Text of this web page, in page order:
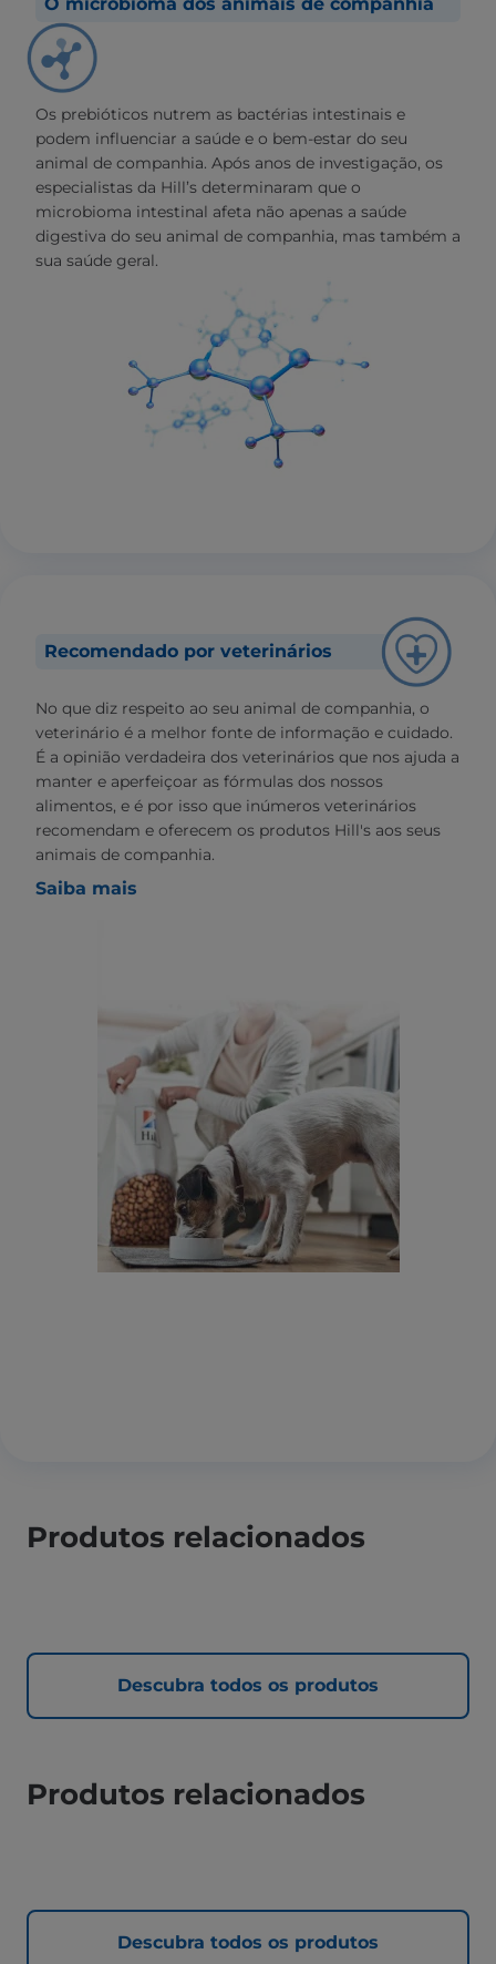
Os prebióticos nutrem as bactérias intestinais e
podem influenciar a saúde e o bem-estar do seu
animal de companhia. Após anos de investigação, os
especialistas da Hill’s determinaram que o
microbioma intestinal afeta não apenas a saúde
digestiva do seu animal de companhia, mas também a
sua saúde geral.
Recomendado por veterinários
No que diz respeito ao seu animal de companhia, o
veterinário é a melhor fonte de informação e cuidado.
É a opinião verdadeira dos veterinários que nos ajuda a
manter e aperfeiçoar as fórmulas dos nossos
alimentos, e é por isso que inúmeros veterinários
recomendam e oferecem os produtos Hill's aos seus
animais de companhia.
Saiba mais
Produtos relacionados
Descubra todos os produtos
Produtos relacionados
Descubra todos os produtos